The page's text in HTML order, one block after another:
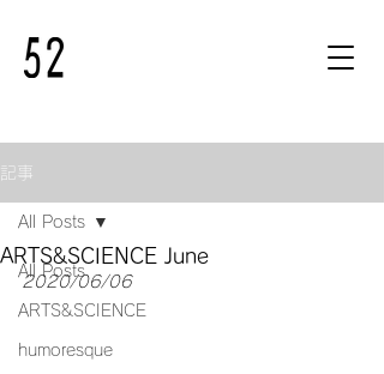
記事
All Posts
ARTS&SCIENCE
humoresque
All Posts
ARTS&SCIENCE June
2020/06/06